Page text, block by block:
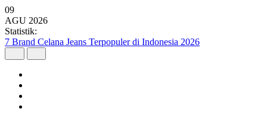
09
AGU 2026
Statistik:
7 Brand Celana Jeans Terpopuler di Indonesia 2026